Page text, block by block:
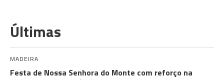
Últimas
MADEIRA
Festa de Nossa Senhora do Monte com reforço na